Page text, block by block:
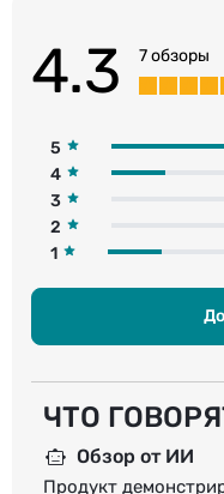
4.3 7 обзоры
5
4
3
2
1
ЧТО
Обзор от ИИ
Продукт